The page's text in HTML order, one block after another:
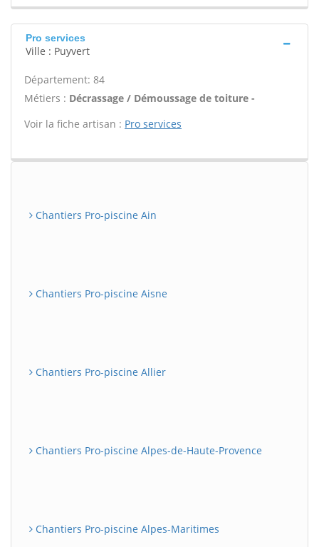
Pro services
Ville : Puyvert
Département: 84
Métiers : Décrassage / Démoussage de toiture -
Voir la fiche artisan : Pro services
Chantiers Pro-piscine Ain
Chantiers Pro-piscine Aisne
Chantiers Pro-piscine Allier
Chantiers Pro-piscine Alpes-de-Haute-Provence
Chantiers Pro-piscine Alpes-Maritimes